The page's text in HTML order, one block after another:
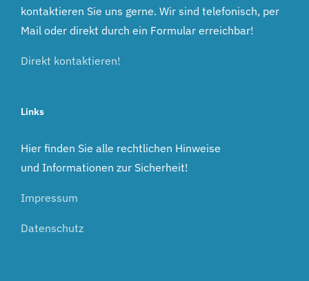
kontaktieren Sie uns gerne. Wir sind telefonisch, per
Mail oder direkt durch ein Formular erreichbar!
Direkt kontaktieren!
Links
Hier finden Sie alle rechtlichen Hinweise
und Informationen zur Sicherheit!
Impressum
Datenschutz